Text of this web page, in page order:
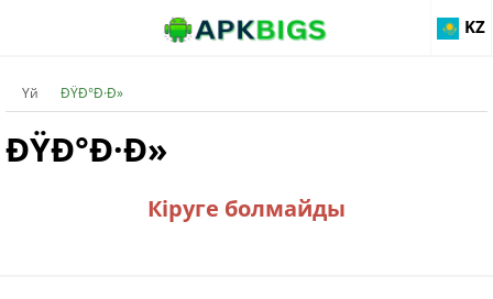
KZ
Үй ÐŸÐ°Ð·Ð»
ÐŸÐ°Ð·Ð»
Кіруге болмайды